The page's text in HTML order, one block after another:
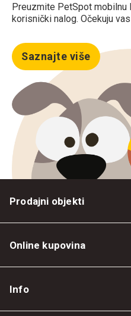
Preuzmite PetSpot mobilnu
korisnički nalog. Očekuju
Saznajte više
Prodajni objekti
Online kupovina
Info